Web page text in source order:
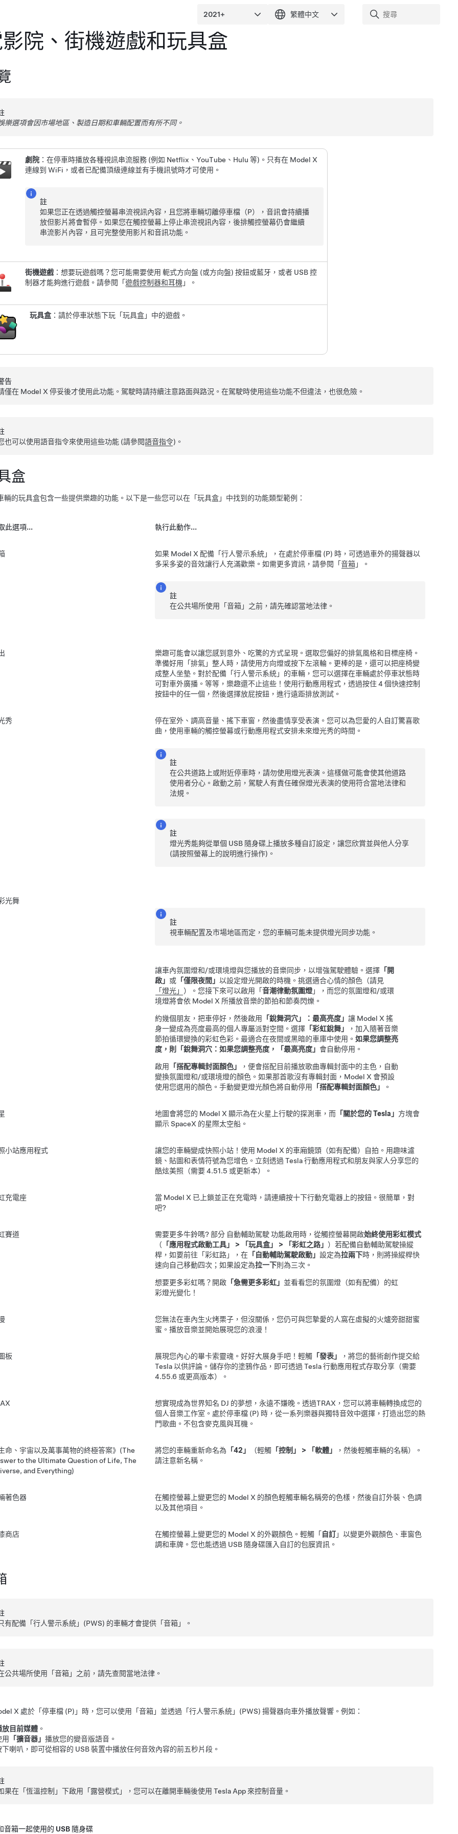
院、街機遊戲和玩具盒
樂選項會因市場地區、製造日期和車輛配置而有所不同。
劇院：在停車時播放各種視訊串流服務 (例如 Netflix、YouTube、Hulu 等)。只有在 Model X
連線到 WiFi，或者已配備頂級連線並有手機訊號時才可使用。
註
如果您正在透過觸控螢幕串流視訊內容，且您將車輛切離停車檔（P），音訊會持續播
放但影片將會暫停。如果您在觸控螢幕上停止串流視訊內容，後排觸控螢幕仍會繼續
串流影片內容，且可完整使用影片和音訊功能。
街機遊戲：想要玩遊戲嗎？您可能需要使用 軛式方向盤 (或方向盤) 按鈕或藍牙，或者 USB 控
制器才能夠進行遊戲。請參閱「遊戲控制器和耳機 」。
玩具盒：請於停車狀態下玩「玩具盒」中的遊戲。
告
僅在 Model X 停妥後才使用此功能。駕駛時請持續注意路面與路況。在駕駛時使用這些功能不但違法，也很危險。
也可以使用語音指令來使用這些功能 (請參閱語音指令)。
盒
輛的玩具盒包含一些提供樂趣的功能。以下是一些您可以在「玩具盒」中找到的功能類型範例：
此選項... 執行此動作...
如果 Model X 配備「行人警示系統」，在處於停車檔 (P) 時，可透過車外的揚聲器以
多采多姿的音效讓行人充滿歡樂。如需更多資訊，請參閱「音箱」。
註
在公共場所使用「音箱」之前，請先確認當地法律。
樂趣可能會以讓您感到意外、吃驚的方式呈現。選取您偏好的排氣風格和目標座椅。
準備好用「排氣」整人時，請使用方向燈或按下左滾輪。 更棒的是，還可以把座椅變
成整人坐墊。 對於配備「行人警示系統」的車輛，您可以選擇在車輛處於停車狀態時
可對車外廣播。等等，樂趣還不止這些！使用行動應用程式，透過按住 4 個快速控制
按鈕中的任一個，然後選擇放屁按鈕，進行遠距排放測試。
秀
停在室外、調高音量、搖下車窗，然後盡情享受表演。您可以為您愛的人自訂驚喜歌
曲，使用車輛的觸控螢幕或行動應用程式安排未來燈光秀的時間。
註
在公共道路上或附近停車時，請勿使用燈光表演。這樣做可能會使其他道路
使用者分心。啟動之前，駕駛人有責任確保燈光表演的使用符合當地法律和
法規。
註
燈光秀能夠從單個 USB 隨身碟上播放多種自訂設定，讓您欣賞並與他人分享
(請按照螢幕上的說明進行操作)。
光舞
註
視車輛配置及市場地區而定，您的車輛可能未提供燈光同步功能。
讓車內氛圍燈和/或環境燈與您播放的音樂同步，以增強駕駛體驗。選擇 「開
啟」 或 「僅限夜間」 以設定燈光開啟的時機。挑選適合心情的顏色（請見
「燈光」 ）。您接下來可以啟用「音潮律動氛圍燈」，而您的氛圍燈和/或環
境燈將會依 Model X 所播放音樂的節拍和節奏閃爍。
約幾個朋友，把車停好，然後啟用 「銳舞洞穴」：最高亮度」 讓 Model X 搖
身一變成為亮度最高的個人專屬派對空間。選擇 「彩虹銳舞」
，加入隨著音樂
節拍循環變換的彩虹色彩。最適合在夜間或黑暗的車庫中使用。 如果您調整亮
度，則「銳舞洞穴：如果您調整亮度，「最高亮度」 會自動停用。
啟用 「搭配專輯封面顏色」
，便會搭配目前播放歌曲專輯封面中的主色，自動
變換氛圍燈和/或環境燈的顏色。如果那首歌沒有專輯封面， Model X 會預設
使用您選用的顏色。手動變更燈光顏色將自動停用
「搭配專輯封面顏色」 。
地圖會將您的 Model X 顯示為在火星上行駛的探測車，而 「關於您的 Tesla」 方塊會
顯示 SpaceX 的星際太空船。
小站應用程式 讓您的車輛變成快照小站！使用 Model X 的車廂鏡頭（如有配備）自拍。用趣味濾
鏡、貼圖和表情符號為您增色。立刻透過 Tesla 行動應用程式和朋友與家人分享您的
酷炫美照（需要 4.51.5 或更新本）。
充電座 當 Model X 已上鎖並正在充電時，請連續按十下行動充電器上的按鈕。很簡單，對
吧?
賽道 需要更多牛鈴嗎? 部分 自動輔助駕駛功能啟用時，從觸控螢幕開啟始終使用彩虹模式
（ 「應用程式啟動工具」 > 「玩具盒」 > 「彩虹之路」 ） 若配備自動輔助駕駛操縱
桿，如要前往「彩虹路」，在 「自動輔助駕駛啟動」 設定為拉兩下時，則將操縱桿快
速向自己移動四次；如果設定為拉一下則為三次 。
想要更多彩虹嗎？開啟 「急需更多彩虹」 並看看您的氛圍燈（如有配備）的虹
彩燈光變化！
您無法在車內生火烤栗子，但沒關係，您仍可與您摯愛的人窩在虛擬的火爐旁甜甜蜜
蜜。播放音樂並開始展現您的浪漫！
板 展現您內心的畢卡索靈魂。好好大展身手吧！輕觸 「發表」
，將您的藝術創作提交給
Tesla 以供評論。儲存你的塗鴉作品，即可透過 Tesla 行動應用程式存取分享（需要
4.55.6 或更高版本）。
想實現成為世界知名 DJ 的夢想，永遠不嫌晚。透過TRAX ，您可以將車輛轉換成您的
個人音樂工作室。處於停車檔 (P) 時，從一系列樂器與獨特音效中選擇，打造出您的熱
門歌曲。不包含麥克風與耳機。
命、宇宙以及萬事萬物的終極答案》(The
to the Ultimate Question of Life, The
and Everything)
將您的車輛重新命名為 「42」 （輕觸 「控制」 > 「軟體」
，然後輕觸車輛的名稱）。
請注意新名稱。
著色器 在觸控螢幕上變更您的 Model X 的顏色輕觸車輛名稱旁的色樣，然後自訂外裝、色調
以及其他項目。
商店 在觸控螢幕上變更您的 Model X 的外觀顏色。輕觸「 自訂」以變更外觀顏色、車窗色
調和車牌。您也能透過 USB 隨身碟匯入自訂的包膜資訊。
有配備「行人警示系統」(PWS) 的車輛才會提供「音箱」。
公共場所使用「音箱」之前，請先查閱當地法律。
X 處於「停車檔 (P)」時，您可以使用「音箱」並透過「行人警示系統」(PWS) 揚聲器向車外播放聲響。例如：
放目前媒體 。
用
「擴音器」 播放您的變音版語音。
下喇叭，即可從相容的 USB 裝置中播放任何音效內容的前五秒片段。
果在「恆溫控制」下啟用「露營模式」，您可以在離開車輛後使用 Tesla App 來控制音量。
音箱一起使用的 USB 隨身碟